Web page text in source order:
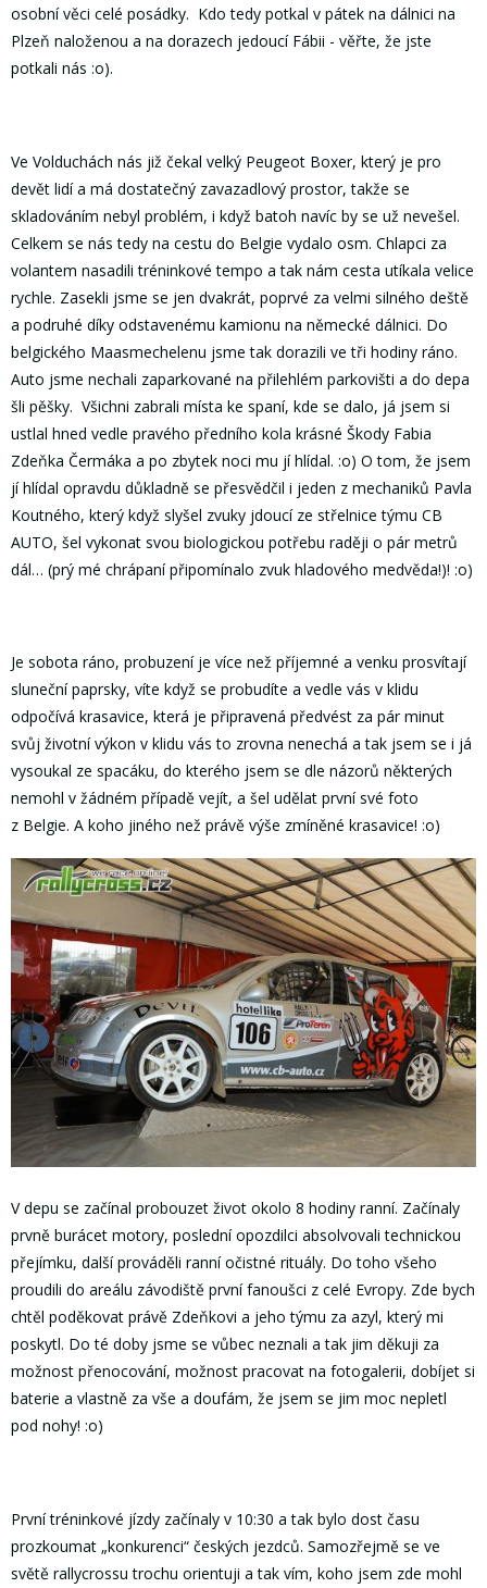
osobní věci celé posádky. Kdo tedy potkal v pátek na dálnici na
Plzeň naloženou a na dorazech jedoucí Fábii - věřte, že jste
potkali nás :o).
Ve Volduchách nás již čekal velký Peugeot Boxer, který je pro
devět lidí a má dostatečný zavazadlový prostor, takže se
skladováním nebyl problém, i když batoh navíc by se už nevešel.
Celkem se nás tedy na cestu do Belgie vydalo osm. Chlapci za
volantem nasadili tréninkové tempo a tak nám cesta utíkala velice
rychle. Zasekli jsme se jen dvakrát, poprvé za velmi silného deště
a podruhé díky odstavenému kamionu na německé dálnici. Do
belgického Maasmechelenu jsme tak dorazili ve tři hodiny ráno.
Auto jsme nechali zaparkované na přilehlém parkovišti a do depa
šli pěšky. Všichni zabrali místa ke spaní, kde se dalo, já jsem si
ustlal hned vedle pravého předního kola krásné Škody Fabia
Zdeňka Čermáka a po zbytek noci mu jí hlídal. :o) O tom, že jsem
jí hlídal opravdu důkladně se přesvědčil i jeden z mechaniků Pavla
Koutného, který když slyšel zvuky jdoucí ze střelnice týmu CB
AUTO, šel vykonat svou biologickou potřebu raději o pár metrů
dál… (prý mé chrápaní připomínalo zvuk hladového medvěda!)! :o)
Je sobota ráno, probuzení je více než příjemné a venku prosvítají
sluneční paprsky, víte když se probudíte a vedle vás v klidu
odpočívá krasavice, která je připravená předvést za pár minut
svůj životní výkon v klidu vás to zrovna nenechá a tak jsem se i já
vysoukal ze spacáku, do kterého jsem se dle názorů některých
nemohl v žádném případě vejít, a šel udělat první své foto
z Belgie. A koho jiného než právě výše zmíněné krasavice! :o)
V depu se začínal probouzet život okolo 8 hodiny ranní. Začínaly
prvně burácet motory, poslední opozdilci absolvovali technickou
přejímku, další prováděli ranní očistné rituály. Do toho všeho
proudili do areálu závodiště první fanoušci z celé Evropy. Zde bych
chtěl poděkovat právě Zdeňkovi a jeho týmu za azyl, který mi
poskytl. Do té doby jsme se vůbec neznali a tak jim děkuji za
možnost přenocování, možnost pracovat na fotogalerii, dobíjet si
baterie a vlastně za vše a doufám, že jsem se jim moc nepletl
pod nohy! :o)
První tréninkové jízdy začínaly v 10:30 a tak bylo dost času
prozkoumat „konkurenci“ českých jezdců. Samozřejmě se ve
světě rallycrossu trochu orientuji a tak vím, koho jsem zde mohl